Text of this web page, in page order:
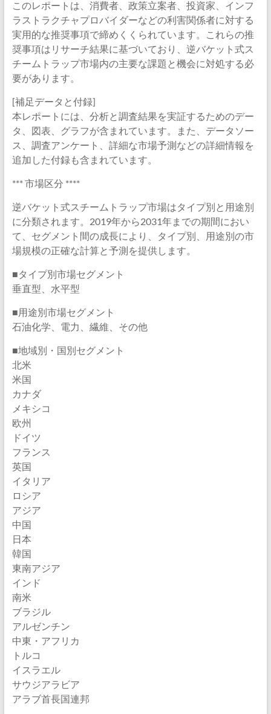
このレポートは、消費者、政策立案者、投資家、インフ
ラストラクチャプロバイダーなどの利害関係者に対する
実用的な推奨事項で締めくくられています。これらの推
奨事項はリサーチ結果に基づいており、逆バケット式ス
チームトラップ市場内の主要な課題と機会に対処する必
要があります。
[補足データと付録]
本レポートには、分析と調査結果を実証するためのデー
タ、図表、グラフが含まれています。また、データソー
ス、調査アンケート、詳細な市場予測などの詳細情報を
追加した付録も含まれています。
*** 市場区分 ****
逆バケット式スチームトラップ市場はタイプ別と用途別
に分類されます。2019年から2031年までの期間におい
て、セグメント間の成長により、タイプ別、用途別の市
場規模の正確な計算と予測を提供します。
■タイプ別市場セグメント
垂直型、水平型
■用途別市場セグメント
石油化学、電力、繊維、その他
■地域別・国別セグメント
北米
米国
カナダ
メキシコ
欧州
ドイツ
フランス
英国
イタリア
ロシア
アジア
中国
日本
韓国
東南アジア
インド
南米
ブラジル
アルゼンチン
中東・アフリカ
トルコ
イスラエル
サウジアラビア
アラブ首長国連邦